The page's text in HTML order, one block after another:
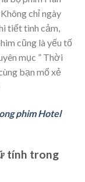
chỉ ngày
tiết tình cảm,
cũng là yếu tố
mục ” Thời
bạn mổ xẻ
phim Hotel
tính trong